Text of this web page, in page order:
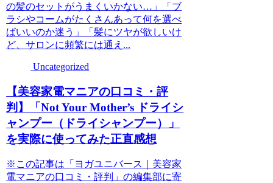
の髪のセットがうまくいかない…」「ブ
ラシやコームがたくさんあって何を選べ
ばいいのか迷う」「髪にツヤが欲しいけ
ど、サロンに頻繁には通え...
Uncategorized
【美容家電マニアの口コミ・評
判】「Not Your Mother’s ドライシ
ャンプー（ドライシャンプー）」
を実際に使ってみた正直感想
※この記事は「ヨガユニバース｜美容家
電マニアの口コミ・評判」の編集部に寄